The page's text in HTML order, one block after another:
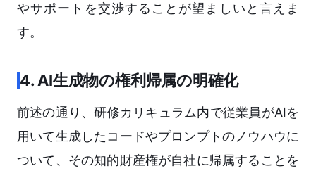
やサポートを交渉することが望ましいと言えま
す。
4. AI生成物の権利帰属の明確化
前述の通り、研修カリキュラム内で従業員がAIを
用いて生成したコードやプロンプトのノウハウに
ついて、その知的財産権が自社に帰属することを